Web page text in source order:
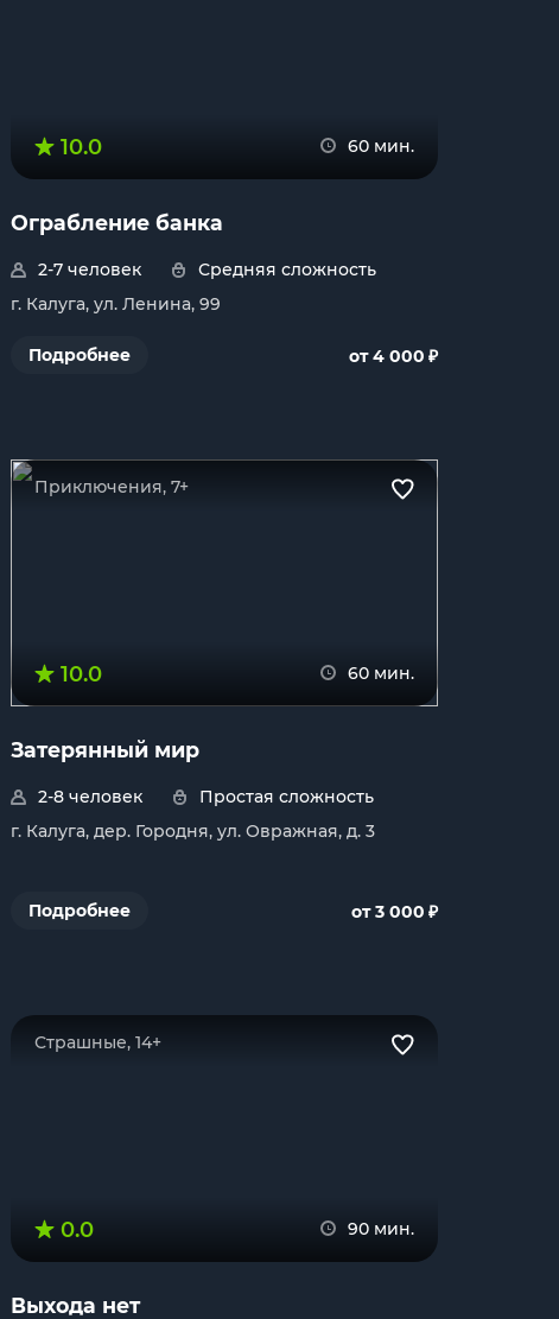
10.0 60 мин.
Ограбление банка
2-7 человек
Средняя сложность
г. Калуга, ул. Ленина, 99
Подробнее от 4 000 ₽
Приключения, 7+
10.0 60 мин.
Затерянный мир
2-8 человек
Простая сложность
г. Калуга, дер. Городня, ул. Овражная, д. 3
Подробнее от 3 000 ₽
Страшные, 14+
0.0 90 мин.
Выхода нет